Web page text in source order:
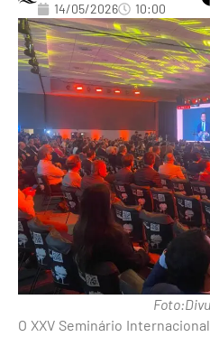
14/05/2026 10:00
O XXV Seminário